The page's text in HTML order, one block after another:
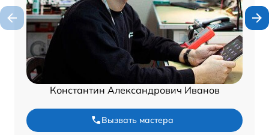
Константин Александрович Иванов
Вызвать мастера